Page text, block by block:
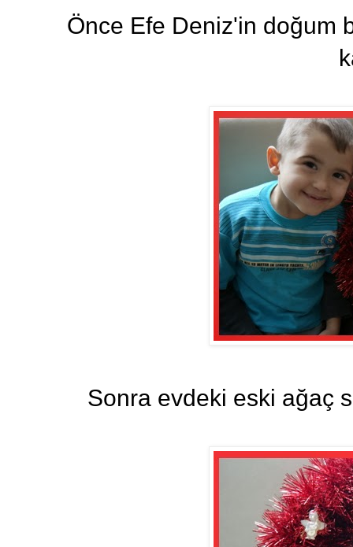
Önce Efe Deniz'in doğum
Sonra evdeki eski ağaç